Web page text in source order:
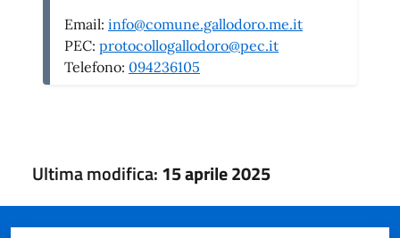
Email: info@comune.gallodoro.me.it
PEC: protocollogallodoro@pec.it
Telefono: 094236105
Ultima modifica:15 aprile 2025